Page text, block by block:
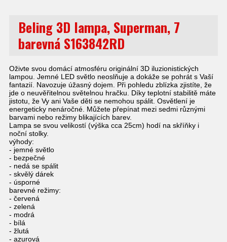
Beling 3D lampa, Superman, 7
barevná S163842RD
Oživte svou domácí atmosféru originální 3D iluzionistických
lampou. Jemné LED světlo neoslňuje a dokáže se pohrát s Vaší
fantazií. Navozuje úžasný dojem. Při pohledu zblízka zjistíte, že
jde o neuvěřitelnou světelnou hračku. Díky teplotní stabilitě máte
jistotu, že Vy ani Vaše děti se nemohou spálit. Osvětlení je
energeticky nenáročné. Můžete přepínat mezi sedmi různými
barvami nebo režimy blikajících barev.
Lampa se svou velikostí (výška cca 25cm) hodí na skříňky i
noční stolky.
výhody:
- jemné světlo
- bezpečné
- nedá se spálit
- skvělý dárek
- úsporné
barevné režimy:
- červená
- zelená
- modrá
- bílá
- žlutá
- azurová